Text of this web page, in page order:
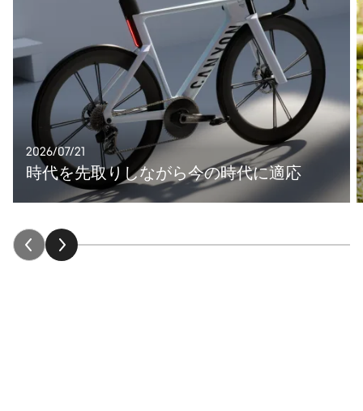
2026/07/21
時代を先取りしながら今の時代に適応